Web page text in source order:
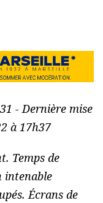
- Dernière mise
à 17h37
Temps de
intenable
Écrans de